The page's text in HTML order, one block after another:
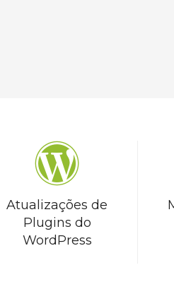
Atualizações de
Plugins do
WordPress